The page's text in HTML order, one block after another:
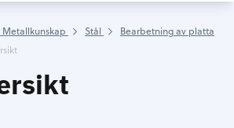
Stål
Bearbetning av platta